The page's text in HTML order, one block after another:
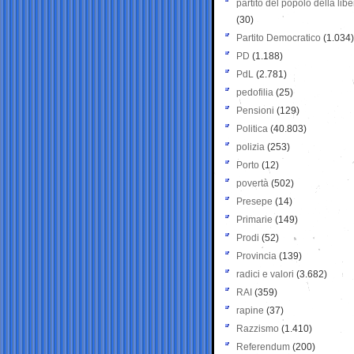
partito del popolo della
(30)
Partito Democratico (1.034)
PD (1.188)
PdL (2.781)
pedofilia (25)
Pensioni (129)
Politica (40.803)
polizia (253)
Porto (12)
povertà (502)
Presepe (14)
Primarie (149)
Prodi (52)
Provincia (139)
radici e valori (3.682)
RAI (359)
rapine (37)
Razzismo (1.410)
Referendum (200)